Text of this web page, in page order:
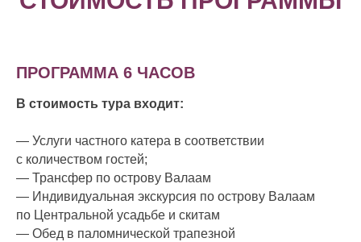
ПРОГРАММА 6 ЧАСОВ
В стоимость тура входит:
— Услуги частного катера в соответствии
с количеством гостей;
— Трансфер по острову Валаам
— Индивидуальная экскурсия по острову Валаам
по Центральной усадьбе и скитам
— Обед в паломнической трапезной